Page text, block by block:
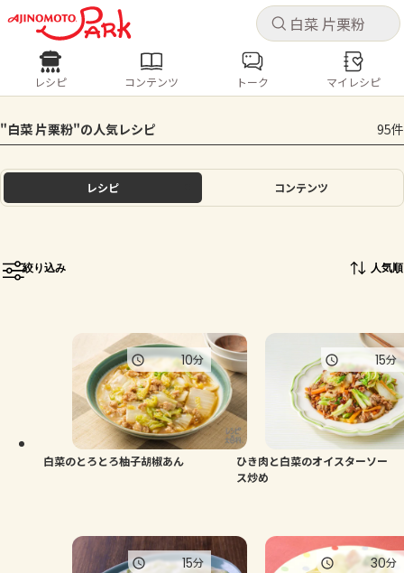
キャ
ログインするとレシピを保存できます
ログイン
ホーム
トーク
よくあるお問い合わせ
お買い物
キャ
レシピ コンテンツ
人気の食材・レシピ
きゅうり なす トマト とうもろこし
ピーマン
レシピ コンテンツ トーク マイレシピ
"白菜 片栗粉"の人気レシピ 95件
レシピ コンテンツ
絞り込み 人気順
白菜のとろとろ柚子胡椒あん
10分
ひき肉と白菜のオイスターソー
ス炒め
15分
15分 30分